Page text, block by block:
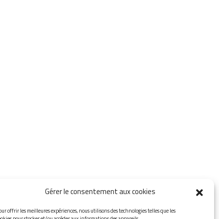
Gérer le consentement aux cookies
offrir les meilleures expériences, nous utilisons des technologies telles que les